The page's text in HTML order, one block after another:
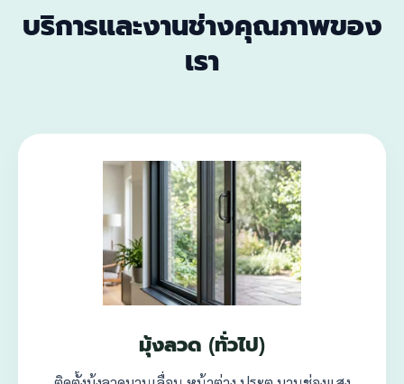
บริการและงานช่างคุณภาพของ
เรา
มุ้งลวด (ทั่วไป)